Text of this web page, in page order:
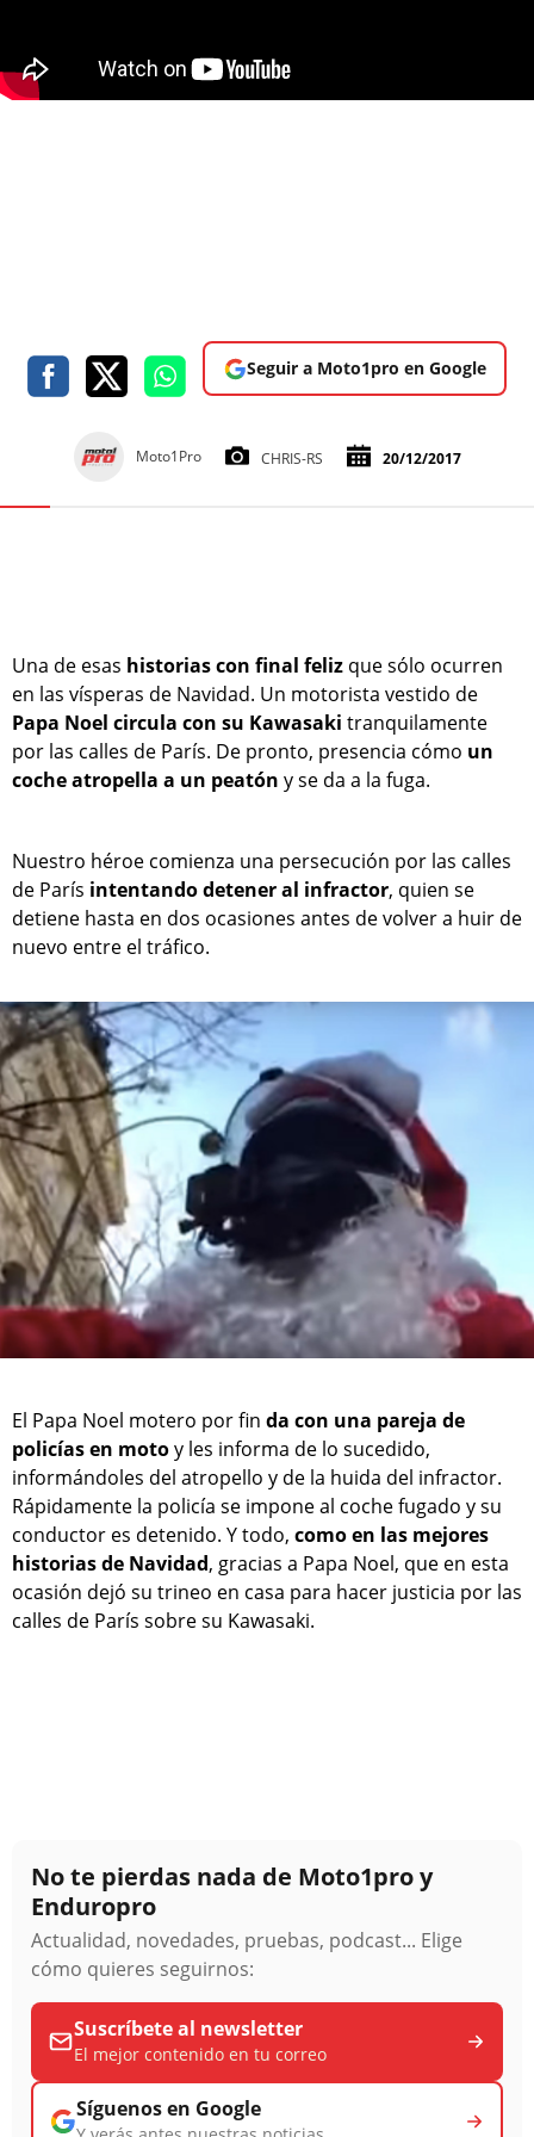
Seguir a Moto1pro en Google
Moto1Pro CHRIS-RS 20/12/2017
Una de esas historias con final feliz que sólo ocurren
en las vísperas de Navidad. Un motorista vestido de
Papa Noel circula con su Kawasaki tranquilamente
por las calles de París. De pronto, presencia cómo un
coche atropella a un peatón y se da a la fuga.
Nuestro héroe comienza una persecución por las calles
de París intentando detener al infractor, quien se
detiene hasta en dos ocasiones antes de volver a huir de
nuevo entre el tráfico.
El Papa Noel motero por fin da con una pareja de
policías en motoy les informa de lo sucedido,
informándoles del atropello y de la huida del infractor.
Rápidamente la policía se impone al coche fugado y su
conductor es detenido. Y todo, como en las mejores
historias de Navidad, gracias a Papa Noel, que en esta
ocasión dejó su trineo en casa para hacer justicia por las
calles de París sobre su Kawasaki.
No te pierdas nada de Moto1pro y
Enduropro
Actualidad, novedades, pruebas, podcast... Elige
cómo quieres seguirnos:
Suscríbete al newsletter
El mejor contenido en tu correo
Síguenos en Google